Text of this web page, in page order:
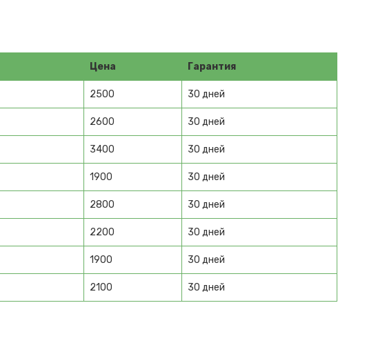
Цена Гарантия
2500 30 дней
2600 30 дней
3400 30 дней
1900 30 дней
2800 30 дней
2200 30 дней
1900 30 дней
2100 30 дней